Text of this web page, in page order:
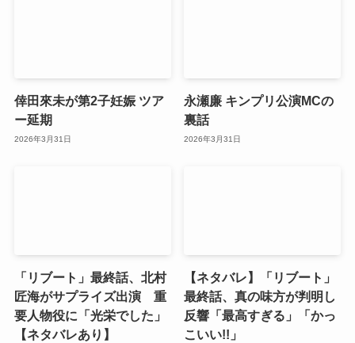
倖田來未が第2子妊娠 ツア
ー延期
2026年3月31日
永瀬廉 キンプリ公演MCの
裏話
2026年3月31日
「リブート」最終話、北村
匠海がサプライズ出演 重
要人物役に「光栄でした」
【ネタバレあり】
【ネタバレ】「リブート」
最終話、真の味方が判明し
反響「最高すぎる」「かっ
こいい!!」